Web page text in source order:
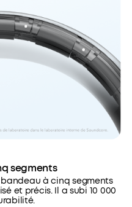
segments
à cinq segments
et précis. Il a subi 10 000